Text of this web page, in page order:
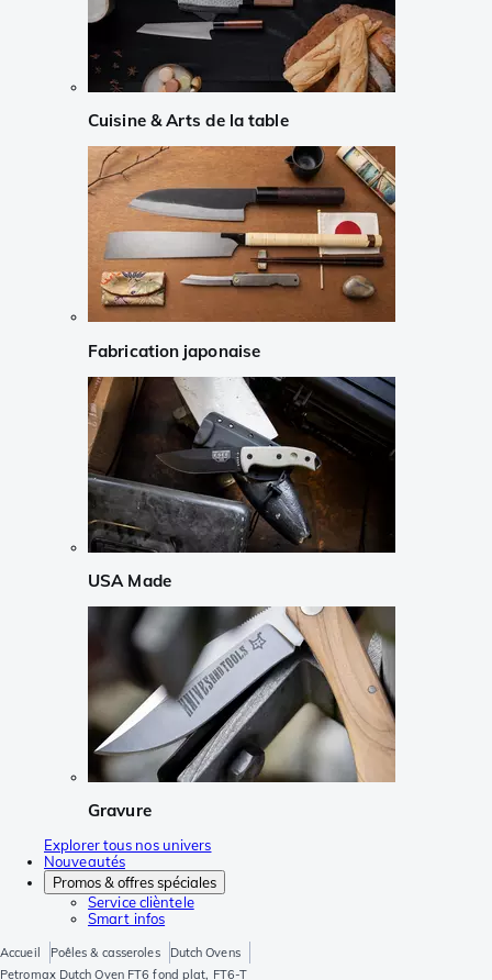
Cuisine & Arts de la table
Fabrication japonaise
USA Made
Gravure
Explorer tous nos univers
Nouveautés
Promos & offres spéciales
Service clièntele
Smart infos
Accueil Poêles & casseroles
Dutch Ovens
Petromax Dutch Oven FT6 fond plat, FT6-T